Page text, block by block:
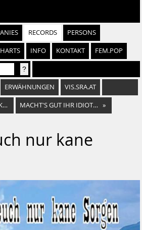
RECORDS PERSONS
INFO KONTAKT FEM.POP
ERWÄHNUNGEN VIS.SRA.AT
MACHO MACHO - STARKE TÖNE AUS ÖSTERREICH MACHT'S GUT IHR IDIOTEN »
nur kane